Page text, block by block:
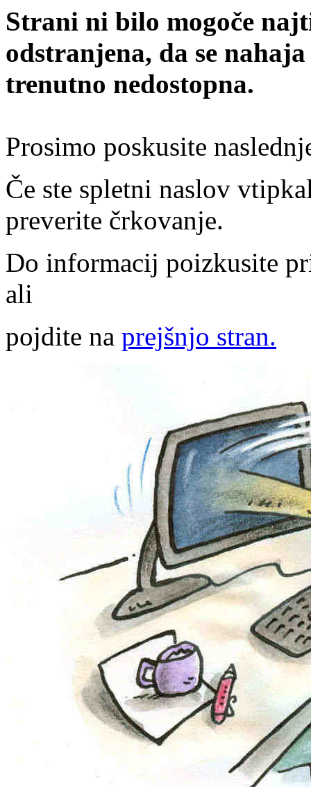
Strani ni bilo mogoče
odstranjena, da se
trenutno nedostopna.
Prosimo poskusite
Če ste spletni naslov
preverite črkovanje.
Do informacij poizkusite
ali
pojdite na prejšnjo stran.